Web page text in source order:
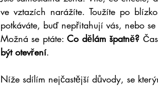
ve vztazích narážíte. Toužíte po
potkáváte, buď nepřitahují vás, nebo
Možná se ptáte: Co dělám špatně?
být otevření.
Níže sdílím nejčastější důvody, se